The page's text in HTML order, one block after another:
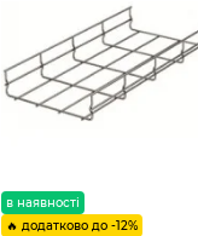
в наявності
🔥 додатково до -12%